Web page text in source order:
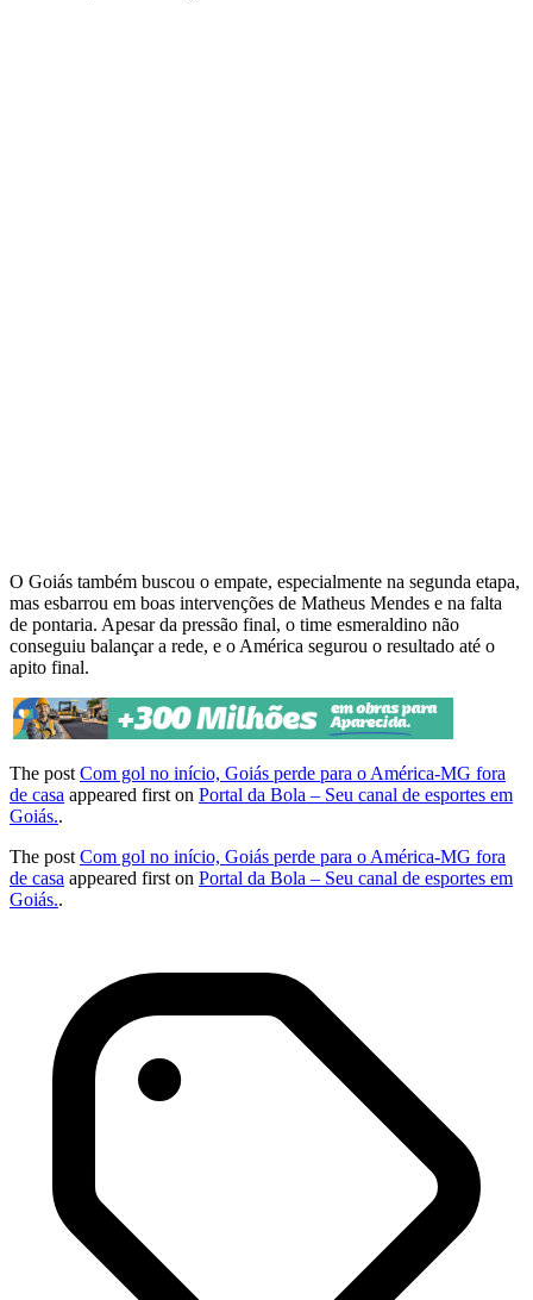
O Goiás também buscou o empate, especialmente na segunda etapa,
mas esbarrou em boas intervenções de Matheus Mendes e na falta
de pontaria. Apesar da pressão final, o time esmeraldino não
conseguiu balançar a rede, e o América segurou o resultado até o
apito final.
The post Com gol no início, Goiás perde para o América-MG fora
de casa appeared first on Portal da Bola – Seu canal de esportes em
Goiás..
The post Com gol no início, Goiás perde para o América-MG fora
de casa appeared first on Portal da Bola – Seu canal de esportes em
Goiás..